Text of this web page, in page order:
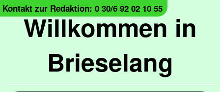
Willkommen in
Brieselang
Kontakt zur Redaktion: 0 30/6 92 02 10 55